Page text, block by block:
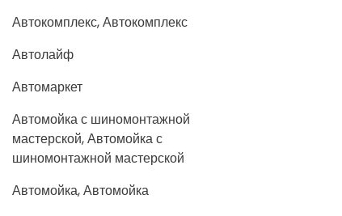
Автокомплекс, Автокомплекс
Автолайф
Автомаркет
Автомойка с шиномонтажной
мастерской, Автомойка с
шиномонтажной мастерской
Автомойка, Автомойка